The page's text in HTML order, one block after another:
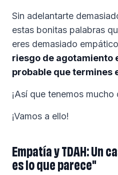
Sin adelantarte
estas bonitas palabras
eres demasiado
riesgo de agotamiento
probable que termines
¡Así que tenemos
¡Vamos a ello!
Empatía y TDAH: Un
es lo que parece"